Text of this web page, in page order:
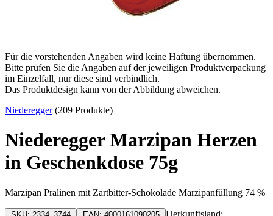
Für die vorstehenden Angaben wird keine Haftung übernommen.
Bitte prüfen Sie die Angaben auf der jeweiligen Produktverpackung
im Einzelfall, nur diese sind verbindlich.
Das Produktdesign kann von der Abbildung abweichen.
Niederegger(209 Produkte)
Niederegger Marzipan Herzen
in Geschenkdose 75g
Marzipan Pralinen mit Zartbitter-Schokolade Marzipanfüllung 74 %
Herkunftsland: